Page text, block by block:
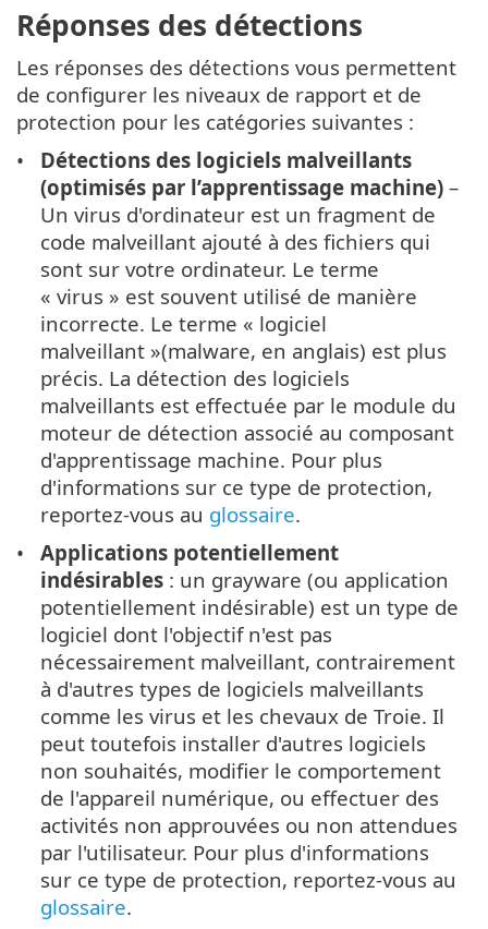
Réponses des détections
Les réponses des détections vous permettent
de configurer les niveaux de rapport et de
protection pour les catégories suivantes :
Détections des logiciels malveillants
(optimisés par l’apprentissage machine) –
Un virus d'ordinateur est un fragment de
code malveillant ajouté à des fichiers qui
sont sur votre ordinateur. Le terme
« virus » est souvent utilisé de manière
incorrecte. Le terme « logiciel
malveillant »(malware, en anglais) est plus
précis. La détection des logiciels
malveillants est effectuée par le module du
moteur de détection associé au composant
d'apprentissage machine. Pour plus
d'informations sur ce type de protection,
reportez-vous au glossaire.
Applications potentiellement
indésirables : un grayware (ou application
potentiellement indésirable) est un type de
logiciel dont l'objectif n'est pas
nécessairement malveillant, contrairement
à d'autres types de logiciels malveillants
comme les virus et les chevaux de Troie. Il
peut toutefois installer d'autres logiciels
non souhaités, modifier le comportement
de l'appareil numérique, ou effectuer des
activités non approuvées ou non attendues
par l'utilisateur. Pour plus d'informations
sur ce type de protection, reportez-vous au
glossaire.